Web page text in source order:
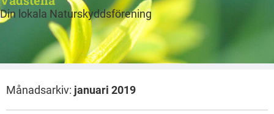
Din lokala Naturskyddsförening
Månadsarkiv: januari 2019